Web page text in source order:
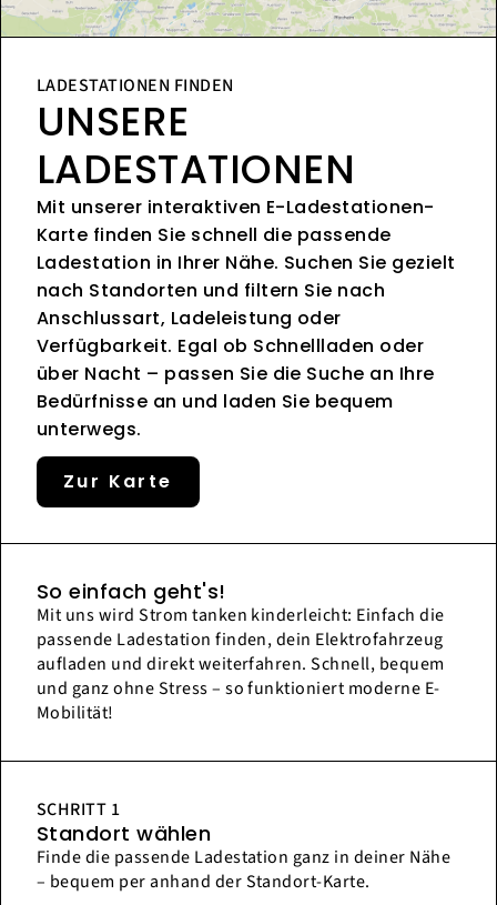
LADESTATIONEN FINDEN
UNSERE
LADESTATIONEN
Mit unserer interaktiven E-Ladestationen-
Karte finden Sie schnell die passende
Ladestation in Ihrer Nähe. Suchen Sie gezielt
nach Standorten und filtern Sie nach
Anschlussart, Ladeleistung oder
Verfügbarkeit. Egal ob Schnellladen oder
über Nacht – passen Sie die Suche an Ihre
Bedürfnisse an und laden Sie bequem
unterwegs.
Zur Karte
So einfach geht's!
Mit uns wird Strom tanken kinderleicht: Einfach die
passende Ladestation finden, dein Elektrofahrzeug
aufladen und direkt weiterfahren. Schnell, bequem
und ganz ohne Stress – so funktioniert moderne E-
Mobilität!
SCHRITT 1
Standort wählen
Finde die passende Ladestation ganz in deiner Nähe
– bequem per anhand der Standort-Karte.